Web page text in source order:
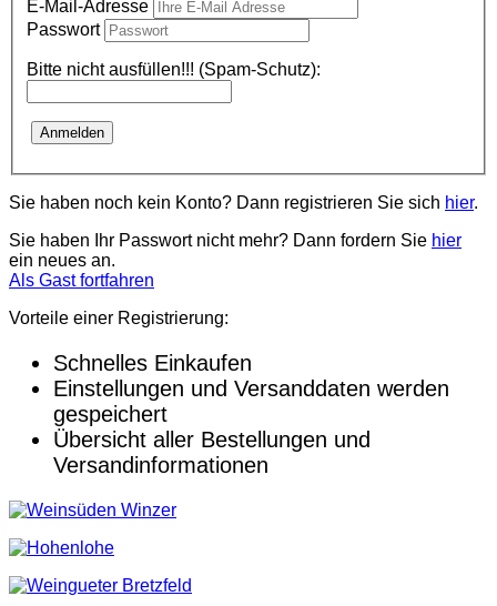
E-Mail-Adresse
Passwort
Bitte nicht ausfüllen!!! (Spam-Schutz):
Sie haben noch kein Konto? Dann registrieren Sie sich hier.
Sie haben Ihr Passwort nicht mehr? Dann fordern Sie hier
ein neues an.
Als Gast fortfahren
Vorteile einer Registrierung:
Schnelles Einkaufen
Einstellungen und Versanddaten werden
gespeichert
Übersicht aller Bestellungen und
Versandinformationen